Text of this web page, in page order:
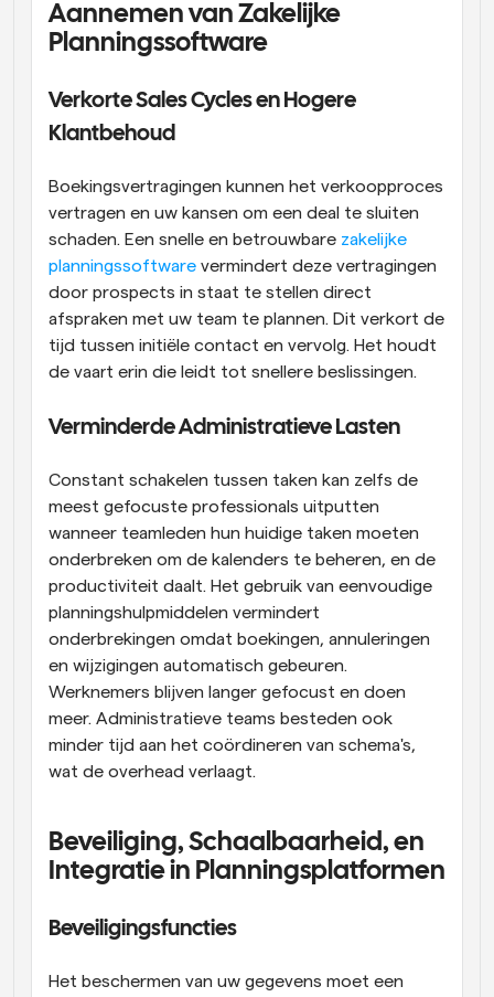
Aannemen van Zakelijke
Planningssoftware
Verkorte Sales Cycles en Hogere
Klantbehoud
Boekingsvertragingen kunnen het verkoopproces
vertragen en uw kansen om een deal te sluiten
schaden. Een snelle en betrouwbare zakelijke
planningssoftware vermindert deze vertragingen
door prospects in staat te stellen direct
afspraken met uw team te plannen. Dit verkort de
tijd tussen initiële contact en vervolg. Het houdt
de vaart erin die leidt tot snellere beslissingen.
Verminderde Administratieve Lasten
Constant schakelen tussen taken kan zelfs de
meest gefocuste professionals uitputten
wanneer teamleden hun huidige taken moeten
onderbreken om de kalenders te beheren, en de
productiviteit daalt. Het gebruik van eenvoudige
planningshulpmiddelen vermindert
onderbrekingen omdat boekingen, annuleringen
en wijzigingen automatisch gebeuren.
Werknemers blijven langer gefocust en doen
meer. Administratieve teams besteden ook
minder tijd aan het coördineren van schema's,
wat de overhead verlaagt.
Beveiliging, Schaalbaarheid, en
Integratie in Planningsplatformen
Beveiligingsfuncties
Het beschermen van uw gegevens moet een